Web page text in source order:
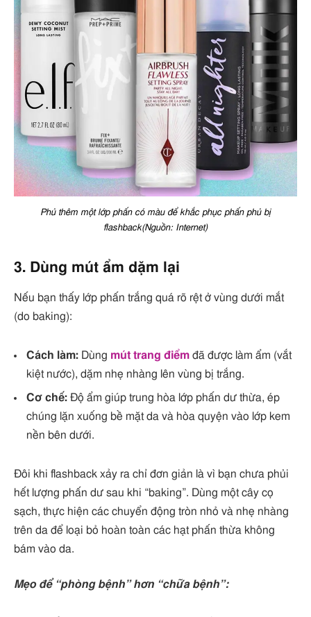
Phủ thêm một lớp phấn có màu để khắc phục phấn phủ bị
flashback(Nguồn: Internet)
3. Dùng mút ẩm dặm lại
Nếu bạn thấy lớp phấn trắng quá rõ rệt ở vùng dưới mắt
(do baking):
Cách làm: Dùng mút trang điểm đã được làm ẩm (vắt
kiệt nước), dặm nhẹ nhàng lên vùng bị trắng.
Cơ chế: Độ ẩm giúp trung hòa lớp phấn dư thừa, ép
chúng lặn xuống bề mặt da và hòa quyện vào lớp kem
nền bên dưới.
Đôi khi flashback xảy ra chỉ đơn giản là vì bạn chưa phủi
hết lượng phấn dư sau khi “baking”. Dùng một cây cọ
sạch, thực hiện các chuyển động tròn nhỏ và nhẹ nhàng
trên da để loại bỏ hoàn toàn các hạt phấn thừa không
bám vào da.
Mẹo để “phòng bệnh” hơn “chữa bệnh”: